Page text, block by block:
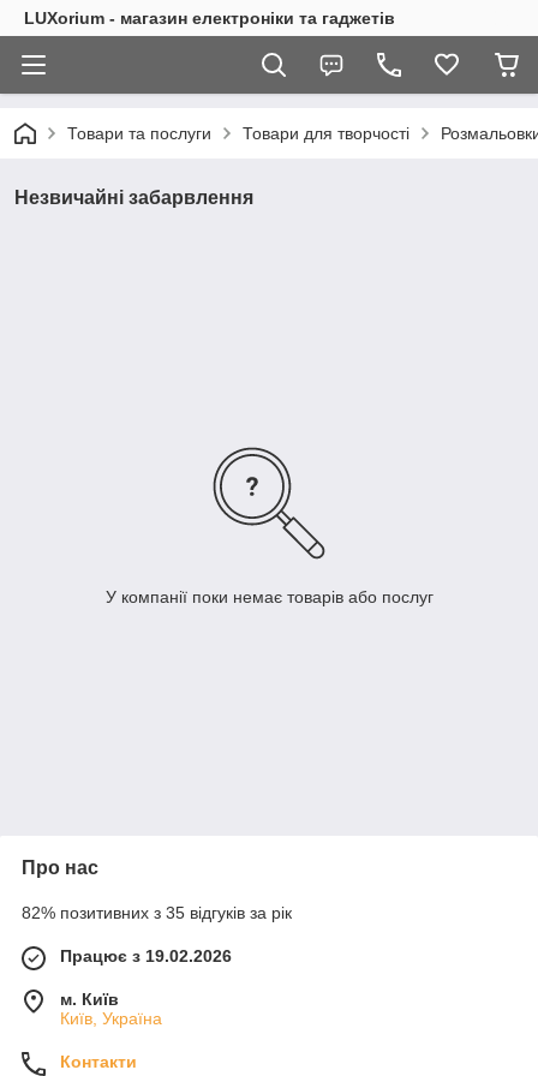
LUXorium - магазин електроніки та гаджетів
Товари та послуги Товари для творчості
Незвичайні забарвлення
У компанії поки немає товарів або послуг
Про нас
82% позитивних з 35 відгуків за рік
Працює з 19.02.2026
м. Київ
Київ, Україна
Контакти